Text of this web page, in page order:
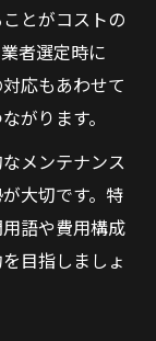
とがコストの
者選定時に
応もあわせて
がります。
メンテナンス
大切です。特
語や費用構成
目指しましょ